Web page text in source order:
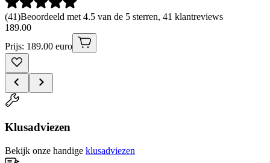
(41)Beoordeeld met 4.5 van de 5 sterren, 41 klantreviews
189.00
Prijs: 189.00 euro
Klusadviezen
Bekijk onze handige klusadviezen